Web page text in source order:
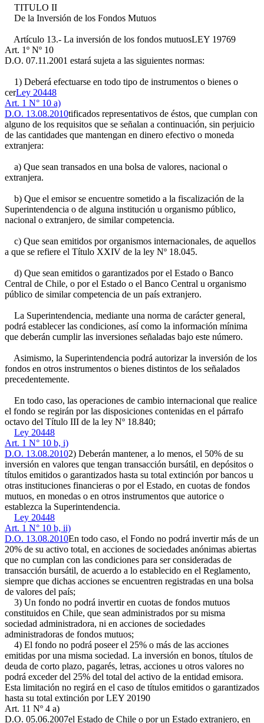
TITULO II
De la Inversión de los Fondos Mutuos
Artículo 13.- La inversión de los fondos mutuosLEY 19769
Art. 1º Nº 10
D.O. 07.11.2001 estará sujeta a las siguientes normas:
1) Deberá efectuarse en todo tipo de instrumentos o bienes o
cerLey 20448
Art. 1 N° 10 a)
D.O. 13.08.2010tificados representativos de éstos, que cumplan con
alguno de los requisitos que se señalan a continuación, sin perjuicio
de las cantidades que mantengan en dinero efectivo o moneda
extranjera:
a) Que sean transados en una bolsa de valores, nacional o
extranjera.
b) Que el emisor se encuentre sometido a la fiscalización de la
Superintendencia o de alguna institución u organismo público,
nacional o extranjero, de similar competencia.
c) Que sean emitidos por organismos internacionales, de aquellos
a que se refiere el Título XXIV de la ley Nº 18.045.
d) Que sean emitidos o garantizados por el Estado o Banco
Central de Chile, o por el Estado o el Banco Central u organismo
público de similar competencia de un país extranjero.
La Superintendencia, mediante una norma de carácter general,
podrá establecer las condiciones, así como la información mínima
que deberán cumplir las inversiones señaladas bajo este número.
Asimismo, la Superintendencia podrá autorizar la inversión de los
fondos en otros instrumentos o bienes distintos de los señalados
precedentemente.
En todo caso, las operaciones de cambio internacional que realice
el fondo se regirán por las disposiciones contenidas en el párrafo
octavo del Título III de la ley Nº 18.840;
Ley 20448
Art. 1 N° 10 b, i)
D.O. 13.08.20102) Deberán mantener, a lo menos, el 50% de su
inversión en valores que tengan transacción bursátil, en depósitos o
títulos emitidos o garantizados hasta su total extinción por bancos u
otras instituciones financieras o por el Estado, en cuotas de fondos
mutuos, en monedas o en otros instrumentos que autorice o
establezca la Superintendencia.
Ley 20448
Art. 1 N° 10 b, ii)
D.O. 13.08.2010En todo caso, el Fondo no podrá invertir más de un
20% de su activo total, en acciones de sociedades anónimas abiertas
que no cumplan con las condiciones para ser consideradas de
transacción bursátil, de acuerdo a lo establecido en el Reglamento,
siempre que dichas acciones se encuentren registradas en una bolsa
de valores del país;
3) Un fondo no podrá invertir en cuotas de fondos mutuos
constituidos en Chile, que sean administrados por su misma
sociedad administradora, ni en acciones de sociedades
administradoras de fondos mutuos;
4) El fondo no podrá poseer el 25% o más de las acciones
emitidas por una misma sociedad. La inversión en bonos, títulos de
deuda de corto plazo, pagarés, letras, acciones u otros valores no
podrá exceder del 25% del total del activo de la entidad emisora.
Esta limitación no regirá en el caso de títulos emitidos o garantizados
hasta su total extinción porLEY 20190
Art. 11 Nº 4 a)
D.O. 05.06.2007el Estado de Chile o por un Estado extranjero, en